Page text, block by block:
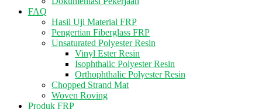
FAQ
Hasil Uji Material FRP
Pengertian Fiberglass FRP
Unsaturated Polyester Resin
Vinyl Ester Resin
Isophthalic Polyester Resin
Orthophthalic Polyester Resin
Chopped Strand Mat
Woven Roving
Produk FRP